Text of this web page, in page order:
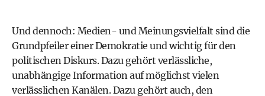
Und dennoch: Medien- und Meinungsvielfalt sind die
Grundpfeiler einerDemokratie und wichtig für den
politischen Diskurs. Dazu gehört verlässliche,
unabhängige Information auf möglichst vielen
verlässlichen Kanälen. Dazu gehört auch, den